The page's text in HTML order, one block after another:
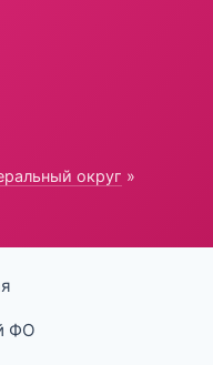
округ »
ФО